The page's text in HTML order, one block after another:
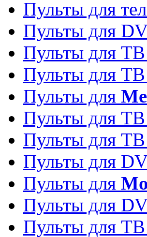
Пульты для
Пульты для
Пульты для ТВ
Пульты для ТВ
Пульты для
Пульты для ТВ
Пульты для TB
Пульты для
Пульты для
Пульты для
Пульты для ТВ